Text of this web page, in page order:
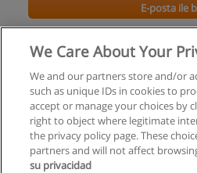
E-posta ile
Ph.D. Program in
E-posta ile
We Care About Your
We and our partners store and/or
such as unique IDs in cookies to
accept or manage your choices by
right to object where legitimate
the privacy policy page. These
partners and will not affect
su privacidad